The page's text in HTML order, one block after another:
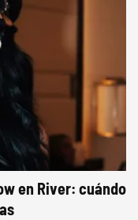
en River: cuándo